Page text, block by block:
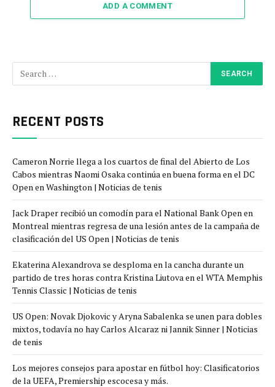
ADD A COMMENT
RECENT POSTS
Cameron Norrie llega a los cuartos de final del Abierto de Los
Cabos mientras Naomi Osaka continúa en buena forma en el DC
Open en Washington | Noticias de tenis
Jack Draper recibió un comodín para el National Bank Open en
Montreal mientras regresa de una lesión antes de la campaña de
clasificación del US Open | Noticias de tenis
Ekaterina Alexandrova se desploma en la cancha durante un
partido de tres horas contra Kristina Liutova en el WTA Memphis
Tennis Classic | Noticias de tenis
US Open: Novak Djokovic y Aryna Sabalenka se unen para dobles
mixtos, todavía no hay Carlos Alcaraz ni Jannik Sinner | Noticias
de tenis
Los mejores consejos para apostar en fútbol hoy: Clasificatorios
de la UEFA, Premiership escocesa y más.